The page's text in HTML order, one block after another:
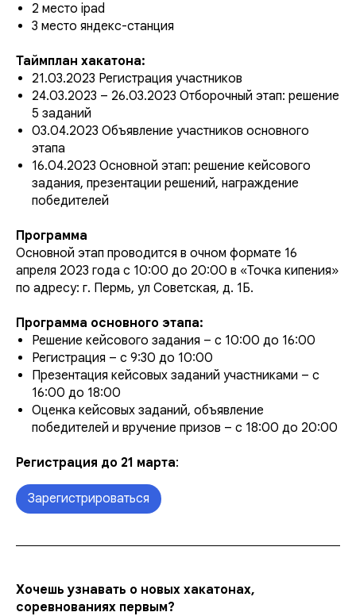
2 место ipad
3 место яндекс-станция
Таймплан хакатона:
21.03.2023 Регистрация участников
24.03.2023 – 26.03.2023 Отборочный этап: решение
5 заданий
03.04.2023 Объявление участников основного
этапа
16.04.2023 Основной этап: решение кейсового
задания, презентации решений, награждение
победителей
Программа
Основной этап проводится в очном формате 16
апреля 2023 года с 10:00 до 20:00 в «Точка кипения»
по адресу: г. Пермь, ул Советская, д. 1Б.
Программа основного этапа:
Решение кейсового задания – с 10:00 до 16:00
Регистрация – с 9:30 до 10:00
Презентация кейсовых заданий участниками – с
16:00 до 18:00
Оценка кейсовых заданий, объявление
победителей и вручение призов – с 18:00 до 20:00
Регистрация до 21 марта:
Зарегистрироваться
Хочешь узнавать о новых хакатонах,
соревнованиях первым?